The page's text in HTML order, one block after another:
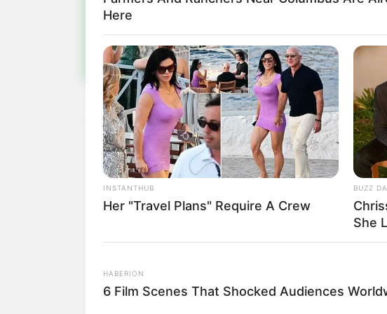
Fique informado
Clique aqui
Here
INSTANTHUB
Her "Travel Plans" Require A Crew
BUZZ
She
HABERION
6 Film Scenes That Shocked Audiences